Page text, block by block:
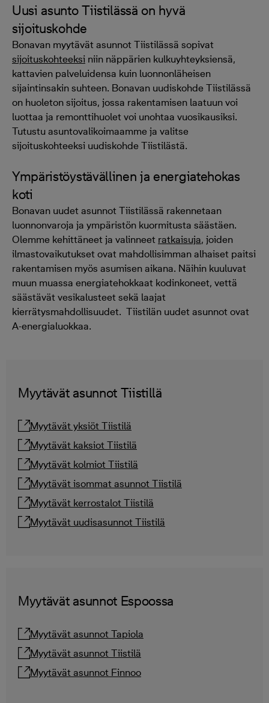
Uusi asunto Tiistilässä on hyvä
sijoituskohde
Bonavan myytävät asunnot Tiistilässä sopivat
sijoituskohteeksi niin näppärien kulkuyhteyksiensä,
kattavien palveluidensa kuin luonnonläheisen
sijaintinsakin suhteen. Bonavan uudiskohde Tiistilässä
on huoleton sijoitus, jossa rakentamisen laatuun voi
luottaa ja remonttihuolet voi unohtaa vuosikausiksi.
Tutustu asuntovalikoimaamme ja valitse
sijoituskohteeksi uudiskohde Tiistilästä.
Ympäristöystävällinen ja energiatehokas
koti
Bonavan uudet asunnot Tiistilässä rakennetaan
luonnonvaroja ja ympäristön kuormitusta säästäen.
Olemme kehittäneet ja valinneet ratkaisuja, joiden
ilmastovaikutukset ovat mahdollisimman alhaiset paitsi
rakentamisen myös asumisen aikana. Näihin kuuluvat
muun muassa energiatehokkaat kodinkoneet, vettä
säästävät vesikalusteet sekä laajat
kierrätysmahdollisuudet. Tiistilän uudet asunnot ovat
A-energialuokkaa.
Myytävät asunnot Tiistillä
Myytävät yksiöt Tiistilä
Myytävät kaksiot Tiistilä
Myytävät kolmiot Tiistilä
Myytävät isommat asunnot Tiistilä
Myytävät kerrostalot Tiistilä
Myytävät uudisasunnot Tiistilä
Myytävät asunnot Espoossa
Myytävät asunnot Tapiola
Myytävät asunnot Tiistilä
Myytävät asunnot Finnoo